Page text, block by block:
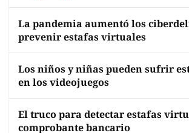
La pandemia aumentó los
prevenir estafas virtuales
Los niños y niñas pueden sufrir
en los videojuegos
El truco para detectar estafas
comprobante bancario